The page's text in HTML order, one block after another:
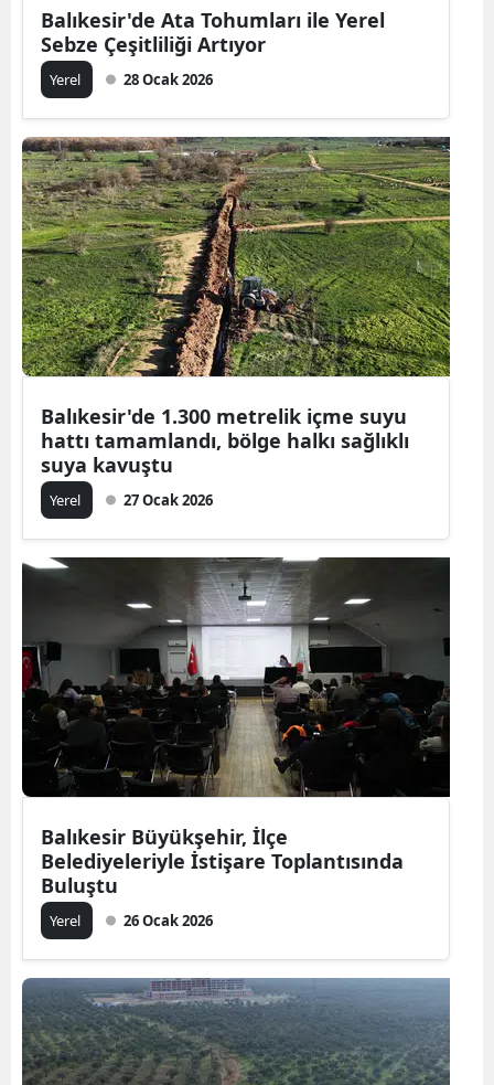
Balıkesir'de Ata Tohumları ile Yerel
Sebze Çeşitliliği Artıyor
Yerel 28 Ocak 2026
Balıkesir'de 1.300 metrelik içme suyu
hattı tamamlandı, bölge halkı sağlıklı
suya kavuştu
Yerel 27 Ocak 2026
Balıkesir Büyükşehir, İlçe
Belediyeleriyle İstişare Toplantısında
Buluştu
Yerel 26 Ocak 2026